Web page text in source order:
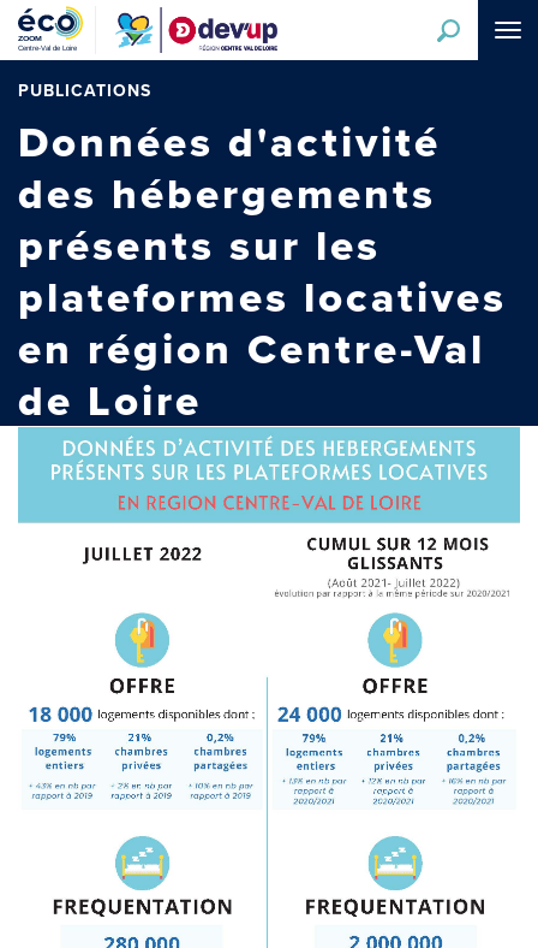
Aller
contenu
principal
PUBLICATIONS
Données d'activité
des hébergements
présents sur les
plateformes locatives
en région Centre-Val
de Loire